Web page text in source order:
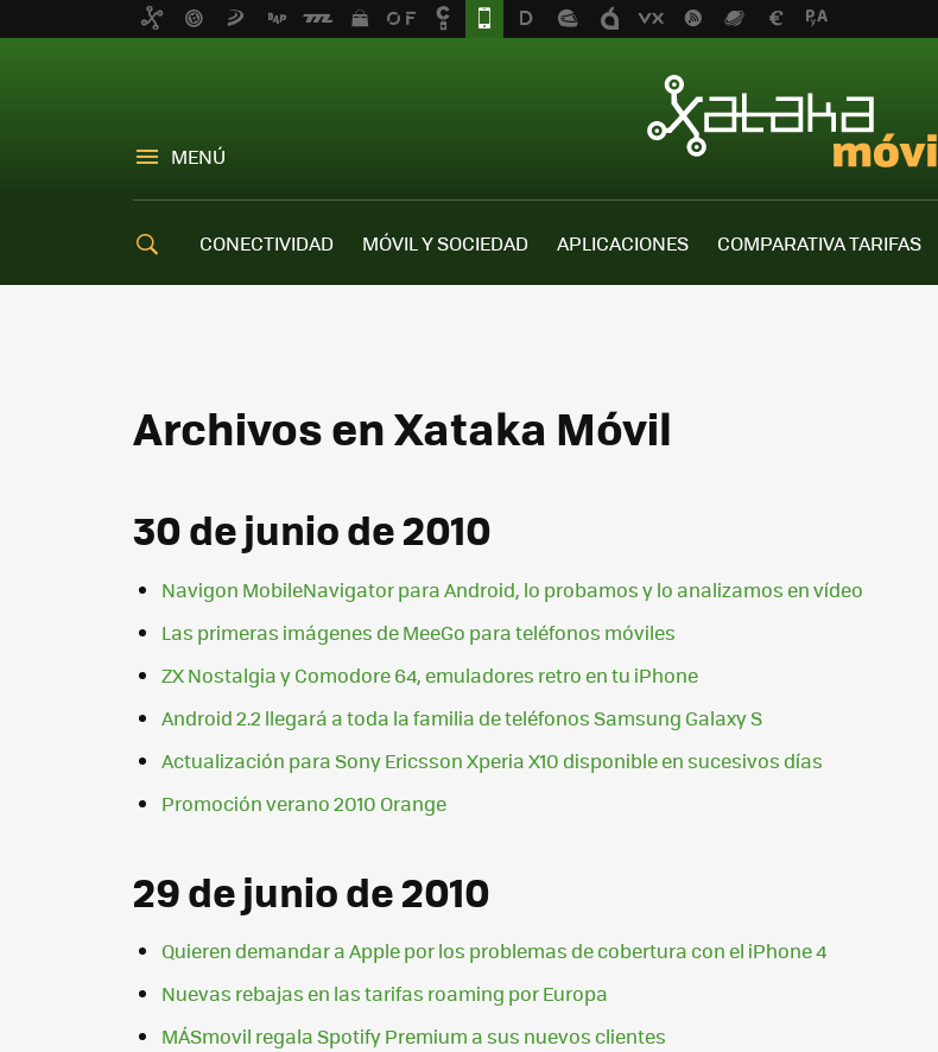
MENÚ
CONECTIVIDAD MÓVIL Y SOCIEDAD APLICACIONES COMPARATIVA TARIFAS
Archivos en Xataka Móvil
30 de junio de 2010
Navigon MobileNavigator para Android, lo probamos y lo analizamos en vídeo
Las primeras imágenes de MeeGo para teléfonos móviles
ZX Nostalgia y Comodore 64, emuladores retro en tu iPhone
Android 2.2 llegará a toda la familia de teléfonos Samsung Galaxy S
Actualización para Sony Ericsson Xperia X10 disponible en sucesivos días
Promoción verano 2010 Orange
29 de junio de 2010
Quieren demandar a Apple por los problemas de cobertura con el iPhone 4
Nuevas rebajas en las tarifas roaming por Europa
MÁSmovil regala Spotify Premium a sus nuevos clientes